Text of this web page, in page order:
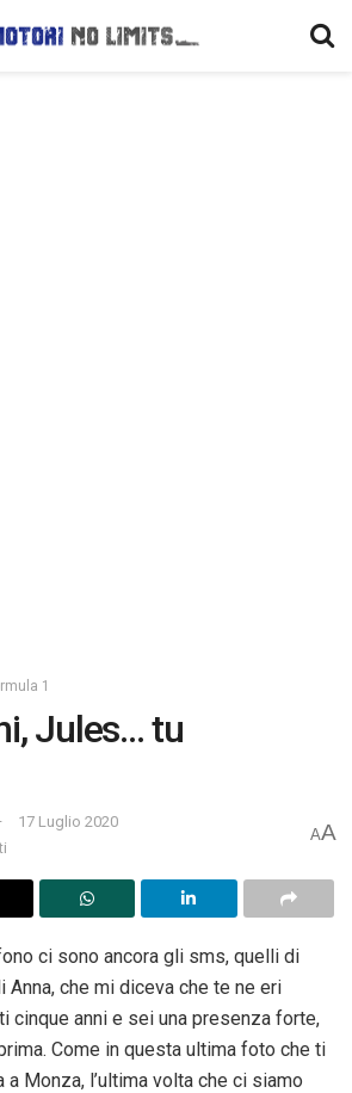
1
Jules… tu
17 Luglio 2020
AA
ci sono ancora gli sms, quelli di
che mi diceva che te ne eri
cinque anni e sei una presenza forte,
Come in questa ultima foto che ti
Monza, l’ultima volta che ci siamo